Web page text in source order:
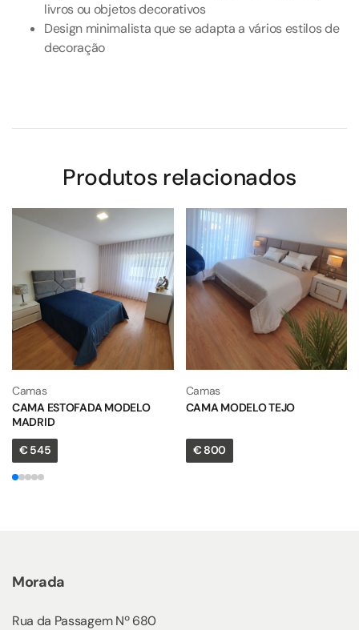
livros ou objetos decorativos
Design minimalista que se adapta a vários estilos de
decoração
Produtos relacionados
Camas
CAMA ESTOFADA MODELO
MADRID
€545
Camas
CAMA MODELO TEJO
€800
Morada
Rua da Passagem Nº 680